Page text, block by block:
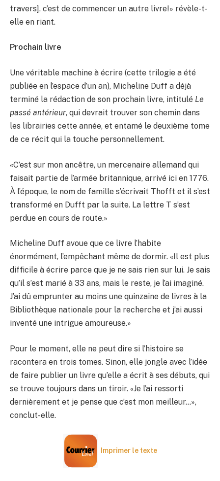
travers], c’est de commencer un autre livre!» révèle-t-
elle en riant.
Prochain livre
Une véritable machine à écrire (cette trilogie a été
publiée en l’espace d’un an), Micheline Duff a déjà
terminé la rédaction de son prochain livre, intitulé Le
passé antérieur, qui devrait trouver son chemin dans
les librairies cette année, et entamé le deuxième tome
de ce récit qui la touche personnellement.
«C’est sur mon ancêtre, un mercenaire allemand qui
faisait partie de l’armée britannique, arrivé ici en 1776.
À l’époque, le nom de famille s’écrivait Thofft et il s’est
transformé en Dufft par la suite. La lettre T s’est
perdue en cours de route.»
Micheline Duff avoue que ce livre l’habite
énormément, l’empêchant même de dormir. «Il est plus
difficile à écrire parce que je ne sais rien sur lui. Je sais
qu’il s’est marié à 33 ans, mais le reste, je l’ai imaginé.
J’ai dû emprunter au moins une quinzaine de livres à la
Bibliothèque nationale pour la recherche et j’ai aussi
inventé une intrigue amoureuse.»
Pour le moment, elle ne peut dire si l’histoire se
racontera en trois tomes. Sinon, elle jongle avec l’idée
de faire publier un livre qu’elle a écrit à ses débuts, qui
se trouve toujours dans un tiroir. «Je l’ai ressorti
dernièrement et je pense que c’est mon meilleur…»,
conclut-elle.
Imprimer le texte